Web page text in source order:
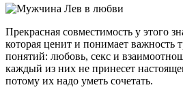
Прекрасная совместимость у этого
которая ценит и понимает важность
понятий: любовь, секс и
каждый из них не принесет
потому их надо уметь сочетать.